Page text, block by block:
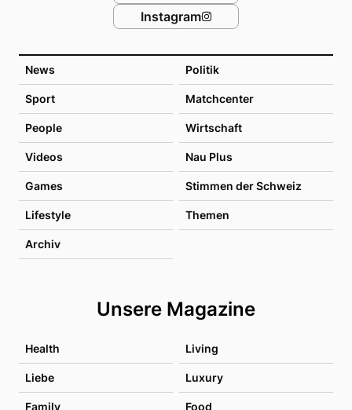
News Politik
Sport Matchcenter
People Wirtschaft
Videos Nau Plus
Games Stimmen der Schweiz
Lifestyle Themen
Archiv
Unsere Magazine
Health Living
Liebe Luxury
Family Food
Instagram